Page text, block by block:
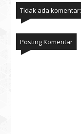
Tidak ada komentar:
Posting Komentar